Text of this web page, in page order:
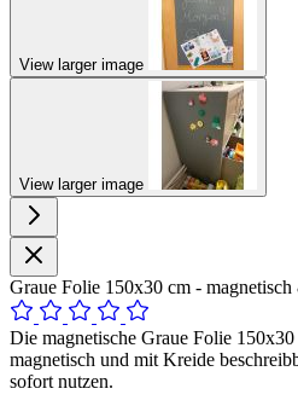
View larger image
View larger image
Graue Folie 150x30 cm - magnetisch
Die magnetische Graue Folie
magnetisch und mit Kreide
sofort nutzen.